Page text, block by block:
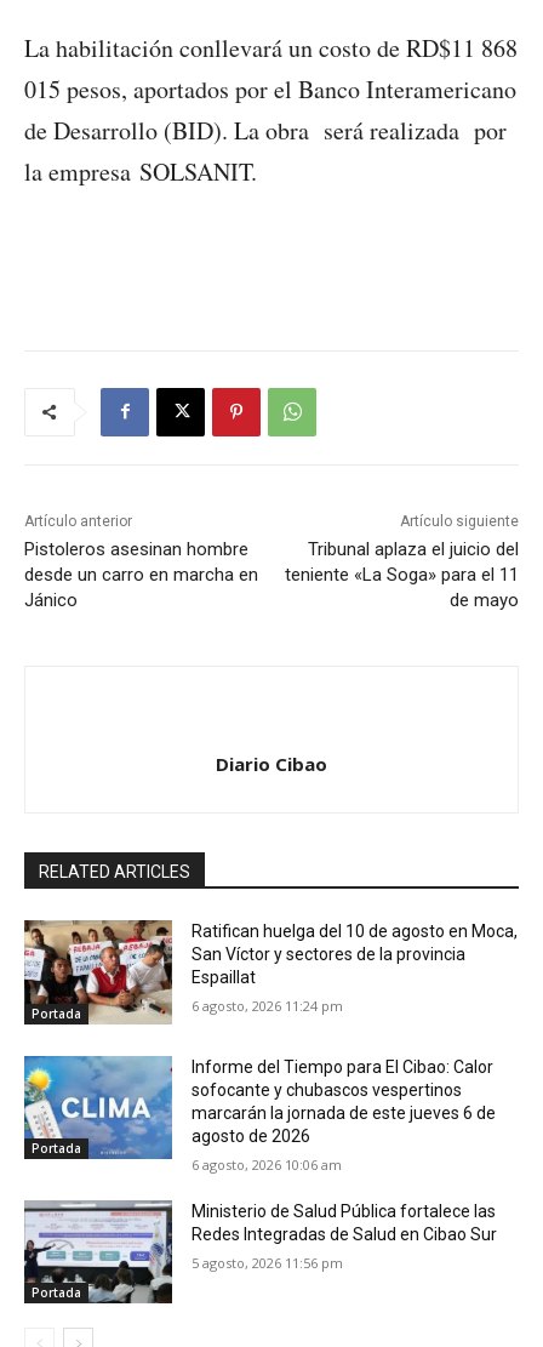
La habilitación conllevará un costo de RD$11 868
015 pesos, aportados por el Banco Interamericano
de Desarrollo (BID). La obra será realizada por
la empresa SOLSANIT.
Artículo anterior
Pistoleros asesinan hombre
desde un carro en marcha en
Jánico
Artículo siguiente
Tribunal aplaza el juicio del
teniente «La Soga» para el 11
de mayo
Diario Cibao
RELATED ARTICLES
Portada
Ratifican huelga del 10 de agosto en Moca,
San Víctor y sectores de la provincia
Espaillat
6 agosto, 2026 11:24 pm
Portada
Informe del Tiempo para El Cibao: Calor
sofocante y chubascos vespertinos
marcarán la jornada de este jueves 6 de
agosto de 2026
6 agosto, 2026 10:06 am
Portada
Ministerio de Salud Pública fortalece las
Redes Integradas de Salud en Cibao Sur
5 agosto, 2026 11:56 pm